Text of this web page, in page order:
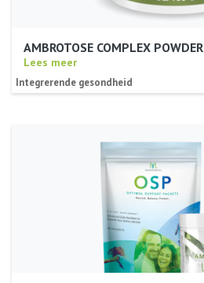
AMBROTOSE COMPLEX POWDER
Lees meer
Integrerende gesondheid